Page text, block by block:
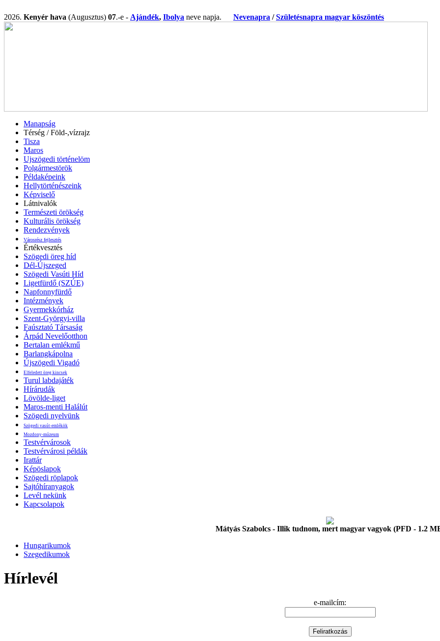
2026. Kenyér hava (Augusztus) 07.-e - Ajándék, Ibolya neve napja. Nevenapra /Születésnapra magyar köszöntés
Manapság
Térség / Föld-,vízrajz
Tisza
Maros
Ujszögedi történelöm
Polgármestörök
Példaképeink
Hellytörténészeink
Képviselő
Látnivalók
Természeti örökség
Kulturális örökség
Rendezvények
Városrész fejlesztés
Értékvesztés
Szögedi öreg híd
Dél-Újszeged
Szögedi Vasúti Híd
Ligetfürdő (SZÚE)
Napfonnyfürdő
Intézmények
Gyermekkórház
Szent-Györgyi-villa
Faúsztató Társaság
Árpád Nevelőotthon
Bertalan emlékmű
Barlangkápolna
Újszögedi Vigadó
Elfeledett öreg kincsek
Turul labdajáték
Hírárudák
Lövölde-liget
Maros-menti Halálút
Szögedi nyelvünk
Szögedi vasút-emlékök
Mozdony-múzeum
Testvérvárosok
Testvérvárosi példák
Irattár
Képöslapok
Szögedi röplapok
Sajtóhíranyagok
Levél nekünk
Kapcsolapok
Mátyás Szabolcs - Illik tudnom, mert magyar vagyok (PFD - 1.2
Hungarikumok
Szegedikumok
Hírlevél
e-mailcím: